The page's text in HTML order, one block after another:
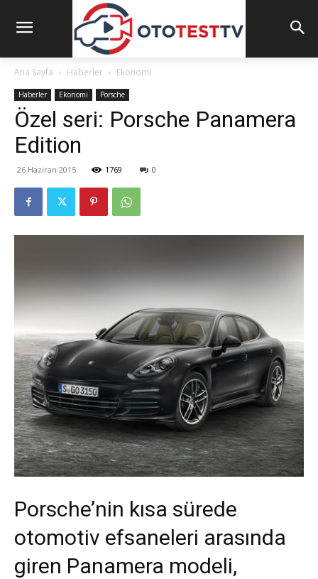
Ana Sayfa Haberler Ekonomi
Haberler Ekonomi Porsche
Özel seri: Porsche Panamera
Edition
26 Haziran 2015 1769 0
Porsche’nin kısa sürede
otomotiv efsaneleri arasında
giren Panamera modeli,